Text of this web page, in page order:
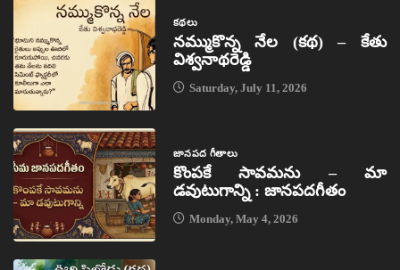
కథలు
నమ్ముకొన్న నేల (కథ) – కేతు
విశ్వనాథరెడ్డి
Saturday, July 11, 2026
జానపద గీతాలు
కొంపకే సావమను – మా
డవుటుగాన్ని : జానపదగీతం
Monday, May 4, 2026